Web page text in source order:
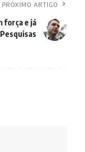
PRÓXIMO ARTIGO
força e já